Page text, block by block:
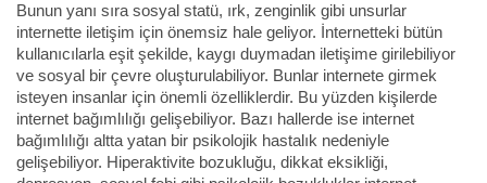
Bunun yanı sıra sosyal statü, ırk, zenginlik gibi unsurlar
internette iletişim için önemsiz hale geliyor. İnternetteki bütün
kullanıcılarla eşit şekilde, kaygı duymadan iletişime girilebiliyor
ve sosyal bir çevre oluşturulabiliyor. Bunlar internete girmek
isteyen insanlar için önemli özelliklerdir. Bu yüzden kişilerde
internet bağımlılığı gelişebiliyor. Bazı hallerde ise internet
bağımlılığı altta yatan bir psikolojik hastalık nedeniyle
gelişebiliyor. Hiperaktivite bozukluğu, dikkat eksikliği,